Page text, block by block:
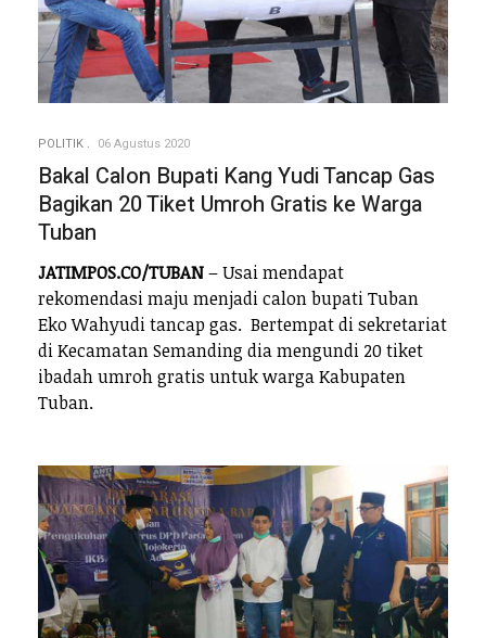
POLITIK 06 Agustus 2020
Bakal Calon Bupati Kang Yudi Tancap Gas
Bagikan 20 Tiket Umroh Gratis ke Warga
Tuban
JATIMPOS.CO/TUBAN– Usai mendapat
rekomendasi maju menjadi calon bupati Tuban
Eko Wahyudi tancap gas. Bertempat di sekretariat
di Kecamatan Semanding dia mengundi 20 tiket
ibadah umroh gratis untuk warga Kabupaten
Tuban.